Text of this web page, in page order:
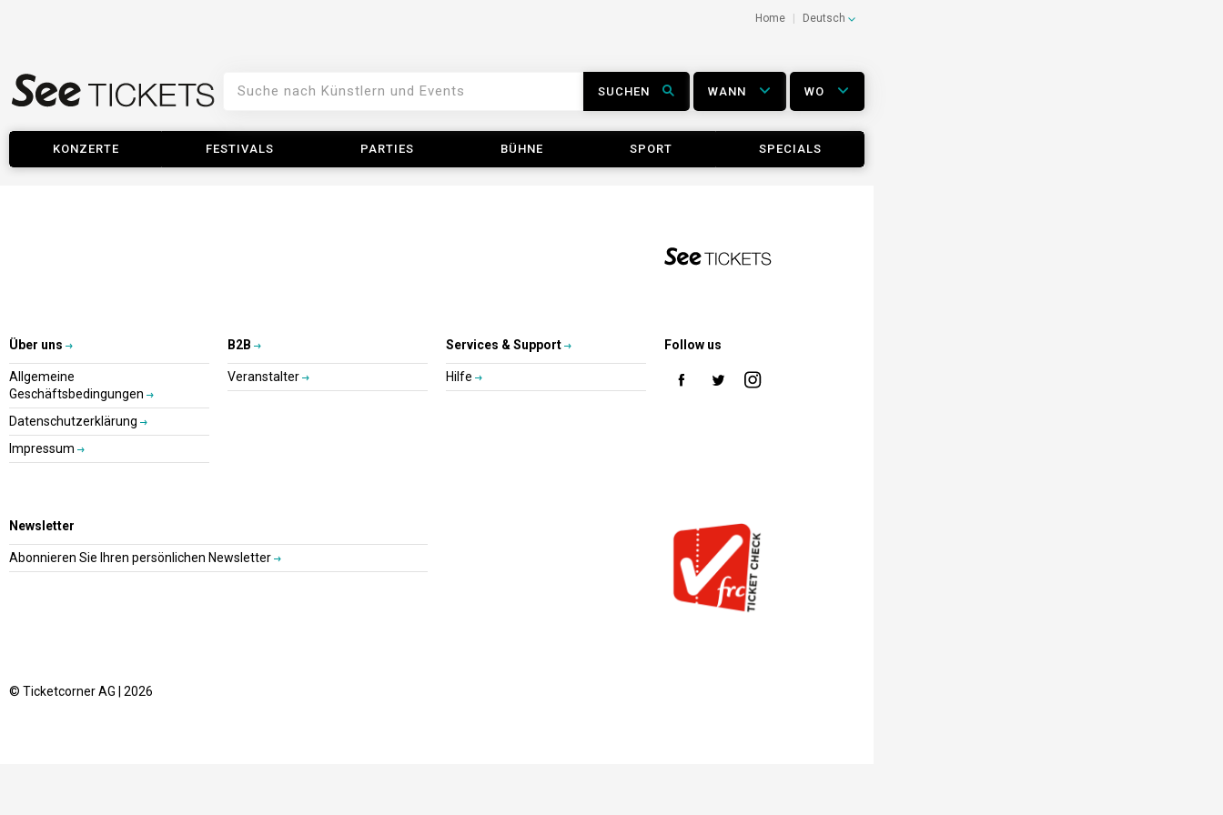
Home Deutsch
SUCHEN WANN WO
KONZERTE FESTIVALS PARTIES BÜHNE SPORT SPECIALS
Über uns
Allgemeine
Geschäftsbedingungen
Datenschutzerklärung
Impressum
B2B
Veranstalter
Services & Support
Hilfe
Follow us
Newsletter
Abonnieren Sie Ihren persönlichen Newsletter
© Ticketcorner AG | 2026